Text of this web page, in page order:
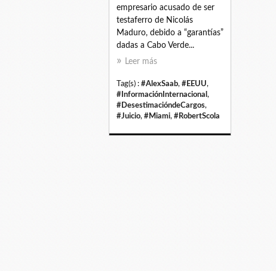
empresario acusado de ser
testaferro de Nicolás
Maduro, debido a “garantías”
dadas a Cabo Verde...
Leer más
Tag(s) : #AlexSaab, #EEUU,
#InformaciónInternacional ,
#DesestimacióndeCargos,
#Juicio, #Miami, #RobertScola